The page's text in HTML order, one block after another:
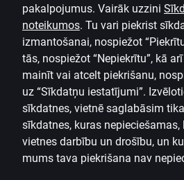
pakalpojumus. Vairāk uzzini
noteikumos. Tu vari piekrist
izmantošanai, nospiežot
tās, nospiežot “Nepiekrītu”, kā
mainīt vai atcelt piekrišanu,
uz “Sīkdatņu iestatījumi”.
sīkdatnes, vietnē saglabāsim
sīkdatnes, kuras
vietnes darbību un drošību, un
mums tava piekrišana nav